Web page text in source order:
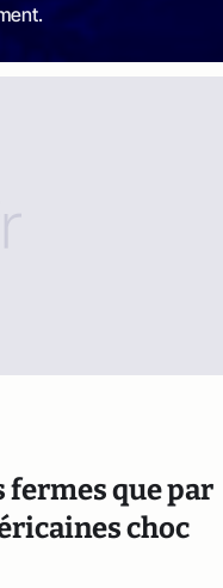
fermes que par
choc